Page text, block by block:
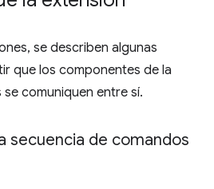
se describen algunas
que los componentes de la
comuniquen entre sí.
secuencia de comandos